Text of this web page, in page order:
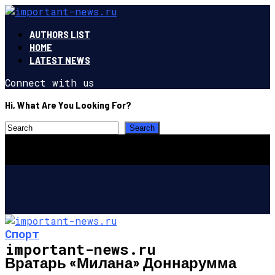
AUTHORS LIST
HOME
LATEST NEWS
Connect with us
Hi, What Are You Looking For?
important-news.ru
Спорт
Вратарь «Милана» Доннарумма